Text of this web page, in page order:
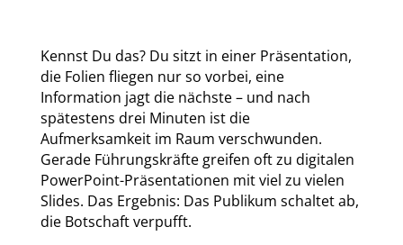
Kennst Du das? Du sitzt in einer Präsentation,
die Folien fliegen nur so vorbei, eine
Information jagt die nächste – und nach
spätestens drei Minuten ist die
Aufmerksamkeit im Raum verschwunden.
Gerade Führungskräfte greifen oft zu digitalen
PowerPoint-Präsentationen mit viel zu vielen
Slides. Das Ergebnis: Das Publikum schaltet ab,
die Botschaft verpufft.